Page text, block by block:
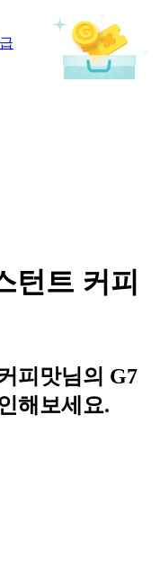
턴트 커피
피맛님의 G7
해보세요.